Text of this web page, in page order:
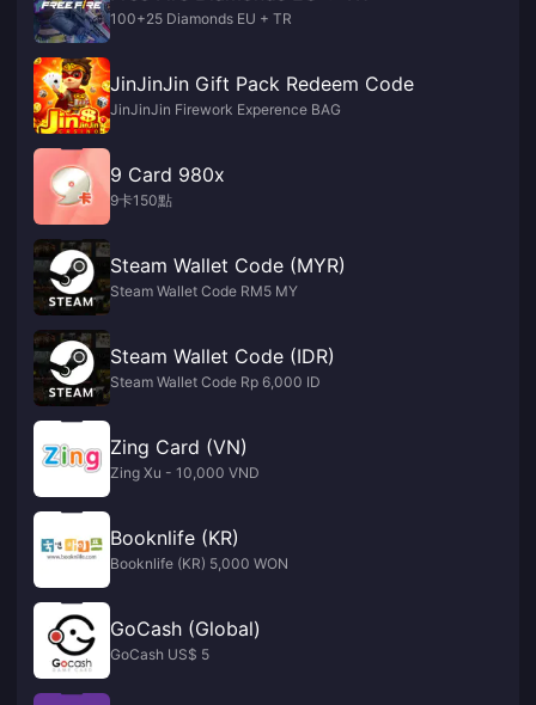
100+25 Diamonds EU + TR
JinJinJin Gift Pack Redeem Code
JinJinJin Firework Experence BAG
9 Card 980x
9卡150點
Steam Wallet Code (MYR)
Steam Wallet Code RM5 MY
Steam Wallet Code (IDR)
Steam Wallet Code Rp 6,000 ID
Zing Card (VN)
Zing Xu - 10,000 VND
Booknlife (KR)
Booknlife (KR) 5,000 WON
GoCash (Global)
GoCash US$ 5